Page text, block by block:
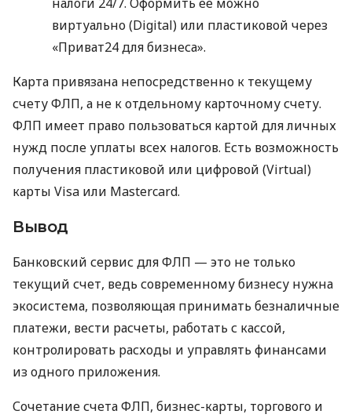
виртуально (Digital) или пластиковой через
«Приват24 для бизнеса».
Карта привязана непосредственно к текущему
счету ФЛП, а не к отдельному карточному счету.
ФЛП имеет право пользоваться картой для личных
нужд после уплаты всех налогов. Есть возможность
получения пластиковой или цифровой (Virtual)
карты Visa или Mastercard.
Вывод
Банковский сервис для ФЛП — это не только
текущий счет, ведь современному бизнесу нужна
экосистема, позволяющая принимать безналичные
платежи, вести расчеты, работать с кассой,
контролировать расходы и управлять финансами
из одного приложения.
Сочетание счета ФЛП, бизнес-карты, торгового и